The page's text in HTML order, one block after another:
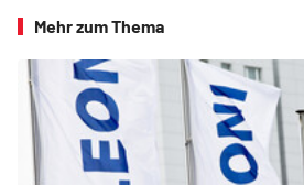
Mehr zum Thema